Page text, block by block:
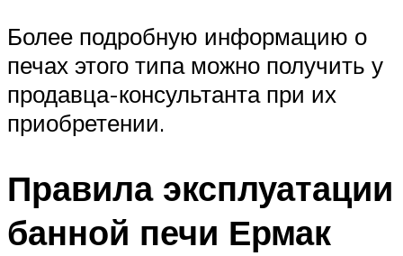
Более подробную информацию о
печах этого типа можно получить у
продавца-консультанта при их
приобретении.
Правила эксплуатации
банной печи Ермак